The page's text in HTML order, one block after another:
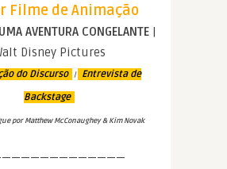
Filme de Animação
AVENTURA CONGELANTE|
Disney Pictures
do Discurso |
Entrevista de
Backstage
por Matthew McConaughey & Kim Novak